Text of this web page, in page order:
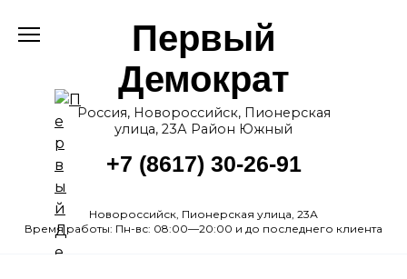
Первый
Демократ
Россия, Новороссийск, Пионерская
улица, 23А Район Южный
+7 (8617) 30-26-91
Новороссийск, Пионерская улица, 23А
Время работы: Пн-вс: 08:00—20:00 и до последнего клиента